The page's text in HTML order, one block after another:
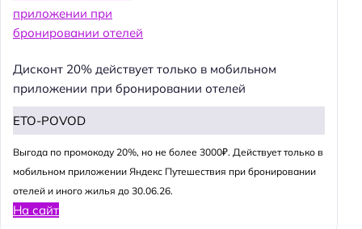
Дисконт 20% действует только в мобильном
приложении при бронировании отелей
ETO-POVOD
Выгода по промокоду 20%, но не более 3000₽. Действует только в
мобильном приложении Яндекс Путешествия при бронировании
отелей и иного жилья до 30.06.26.
На сайт